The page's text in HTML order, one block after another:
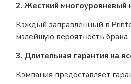
2. Жесткий многоуровневый
Каждый заправленный в
малейшую вероятность брака.
3. Длительная гарантия на
Компания предоставляет